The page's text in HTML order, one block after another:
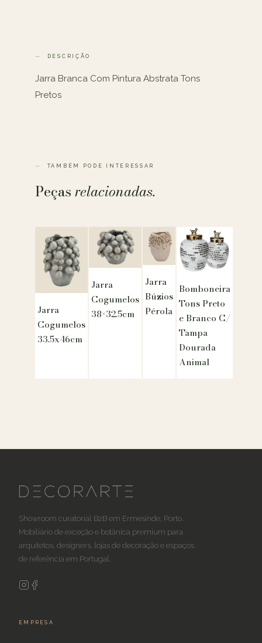
DESCRIÇÃO
Jarra Branca Com Pintura Abstrata Tons
Pretos
TAMBÉM PODE INTERESSAR
Peçasrelacionadas.
Jarra
Cogumelos
33.5x46cm
Jarra
Cogumelos
38×32.5cm
Jarra
Búzios
Pérola
Bomboneira
Tons Preto
e Branco C/
Tampa
Dourada
Animal
Showroom curatorial B2B em Ermesinde, Porto.
Mobiliário de exceção e botânica premium para
arquitetos, designers, lojas de decoração e espaços
de referência em Portugal.
EMPRESA